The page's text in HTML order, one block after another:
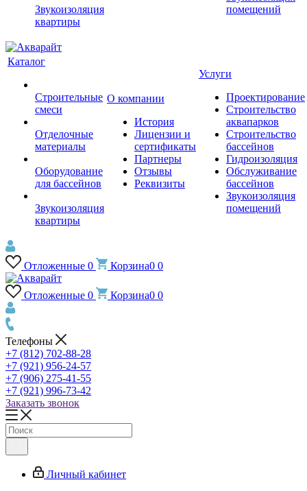
Звукоизоляция
квартиры
помещений
Каталог
Строительные
смеси
Отделочные
материалы
Оборудование
для бассейнов
Звукоизоляция
квартиры
О компании
История
Лицензии и
сертификаты
Партнеры
Отзывы
Реквизиты
Услуги
Проектирование
Строительство
аквапарков
Строительство
бассейнов
Гидроизоляция
Обслуживание
бассейнов
Звукоизоляция
помещений
Отложенные 0 Корзина0 0
Отложенные 0 Корзина0 0
Телефоны
+7 (812) 702-88-28
+7 (921) 956-24-57
+7 (906) 275-41-55
+7 (921) 996-73-42
Заказать звонок
Личный кабинет